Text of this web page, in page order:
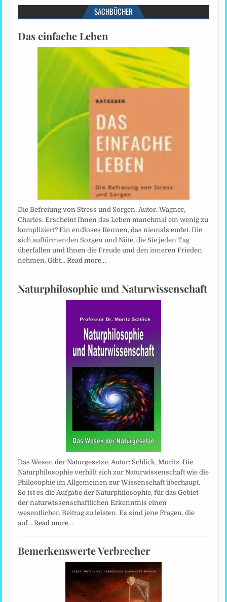
SACHBÜCHER
Das einfache Leben
Die Befreiung von Stress und Sorgen. Autor: Wagner,
Charles. Erscheint Ihnen das Leben manchmal ein wenig zu
kompliziert? Ein endloses Rennen, das niemals endet. Die
sich auftürmenden Sorgen und Nöte, die Sie jeden Tag
überfallen und Ihnen die Freude und den inneren Frieden
nehmen. Gibt…Read more…
Naturphilosophie und Naturwissenschaft
Das Wesen der Naturgesetze. Autor: Schlick, Moritz. Die
Naturphilosophie verhält sich zur Naturwissenschaft wie die
Philosophie im Allgemeinen zur Wissenschaft überhaupt.
So ist es die Aufgabe der Naturphilosophie, für das Gebiet
der naturwissenschaftlichen Erkenntnis einen
wesentlichen Beitrag zu leisten. Es sind jene Fragen, die
auf…Read more…
Bemerkenswerte Verbrecher